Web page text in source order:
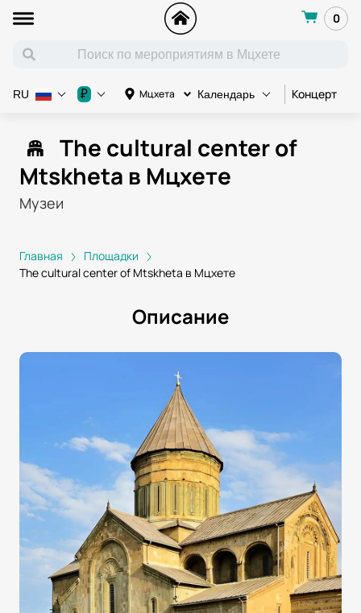
0
Мцхета Календарь Концерт
RU ₽
The cultural center of
Mtskheta в Мцхете
Музеи
Главная
Площадки
The cultural center of Mtskheta в Мцхете
Описание